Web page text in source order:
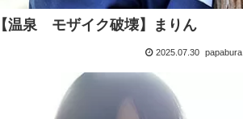
【温泉 モザイク破壊】まりん
2025.07.30 papabura